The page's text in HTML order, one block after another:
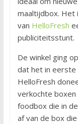
maaltijdbox. Het
van HelloFresh
publiciteitsstunt.
De winkel ging
dat het in eerste
HelloFresh
verkochte boxen
foodbox die in
af van de box